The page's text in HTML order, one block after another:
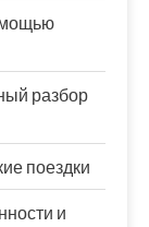
разбор
поездки
и